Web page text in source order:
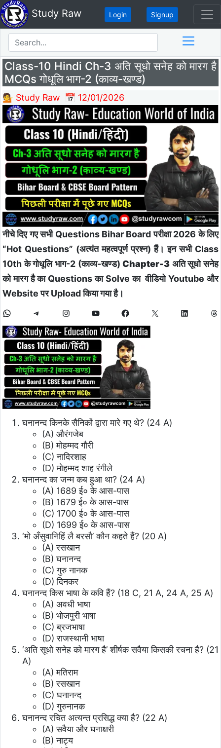
Study Raw Login Signup
Class-10 Hindi Ch-3 अति सूधो सनेह को मारग है
MCQs गोधूलि भाग-2 (काव्य-खण्ड)
💁 Study Raw 📅 12/01/2026
नीचे दिए गए सभी Questions Bihar Board परीक्षा 2026 के लिए
“Hot Questions” (अत्यंत महत्वपूर्ण प्रश्न) हैं। इन सभी Class
10th के गोधूलि भाग-2 (काव्य-खण्ड) Chapter-3 अति सूधो सनेह
को मारग हैका Questions का Solve का वीडियो Youtube और
Website पर Upload किया गया है।
घनानन्द किनके सैनिकों द्वारा मारे गए थे? (24 A)
(A) औरंगजेब
(B) मोहम्मद गौरी
(C) नादिरशाह
(D) मोहम्मद शाह रंगीले
घनानन्द का जन्म कब हुआ था? (24 A)
(A) 1689 ई० के आस-पास
(B) 1679 ई० के आस-पास
(C) 1700 ई० के आस-पास
(D) 1699 ई० के आस-पास
‘मो अँसुवानिहिं लै बरसौ’ कौन कहते हैं? (20 A)
(A) रसखान
(B) घनानन्द
(C) गुरु नानक
(D) दिनकर
घनानन्द किस भाषा के कवि हैं? (18 C, 21 A, 24 A, 25 A)
(A) अवधी भाषा
(B) भोजपुरी भाषा
(C) ब्रजभाषा
(D) राजस्थानी भाषा
‘अति सूधो सनेह को मारग है’ शीर्षक सवैया किसकी रचना है? (21
A)
(A) मतिराम
(B) रसखान
(C) घनानन्द
(D) गुरुनानक
घनानन्द रचित अत्यन्त प्रसिद्ध क्या है? (22 A)
(A) सवैया और घनाक्षरी
(B) नाट्य